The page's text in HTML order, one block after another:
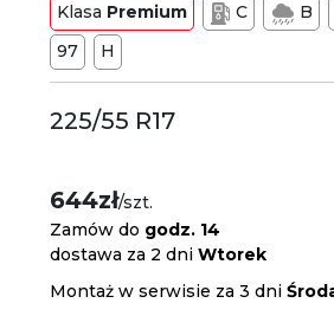
Klasa Premium C B
97
H
225/55 R17
644zł/szt.
Zamów do godz. 14
dostawa za 2 dniWtorek
Montaż w serwisie za 3 dni